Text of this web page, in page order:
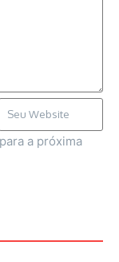
a próxima